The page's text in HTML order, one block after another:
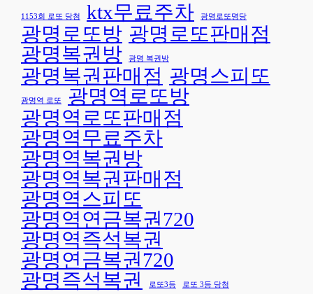
명
배
출
🎉
당
언
론
사
별
보
도
자
료
1153회 로또 당첨 ktx무료주차 광명로또명당
광명로또방 광명로또판매점
광명복권방
광명 복권방
광명복권판매점 광명스피또
광명역 로또
광명역로또방
광명역로또판매점
광명역무료주차
광명역복권방
광명역복권판매점
광명역스피또
광명역연금복권720
광명역즉석복권
광명연금복권720
광명즉석복권
로또3등 로또 3등 당첨